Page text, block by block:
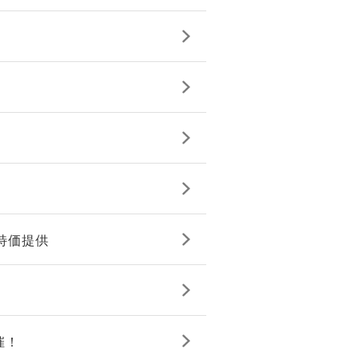
価提供